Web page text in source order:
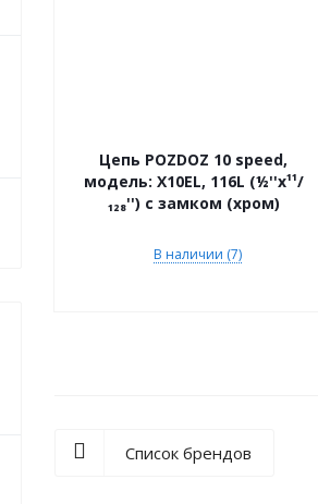
Цепь POZDOZ 10 speed,
модель: X10EL, 116L (½''х¹¹/
₁₂₈'') с замком (хром)
В наличии (7)
Список брендов